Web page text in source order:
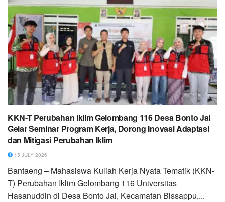
KKN-T Perubahan Iklim Gelombang 116 Desa Bonto Jai
Gelar Seminar Program Kerja, Dorong Inovasi Adaptasi
dan Mitigasi Perubahan Iklim
15 JULY 2026
Bantaeng – Mahasiswa Kuliah Kerja Nyata Tematik (KKN-
T) Perubahan Iklim Gelombang 116 Universitas
Hasanuddin di Desa Bonto Jai, Kecamatan Bissappu,...